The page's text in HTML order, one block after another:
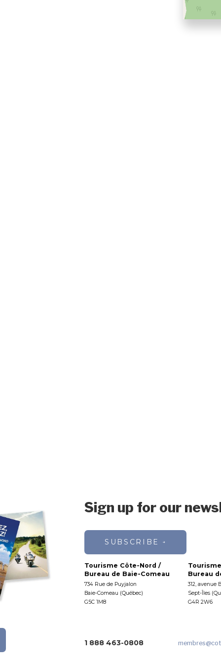
Sign up for our
SUBSCRIBE
Tourisme Côte-Nord /
Bureau de Baie-Comeau
734 Rue de Puyjalon
Baie-Comeau (Québec)
G5C 1M8
Bureau
312, avenue
Sept-Îles
G4R 2W6
1 888 463-0808 membres